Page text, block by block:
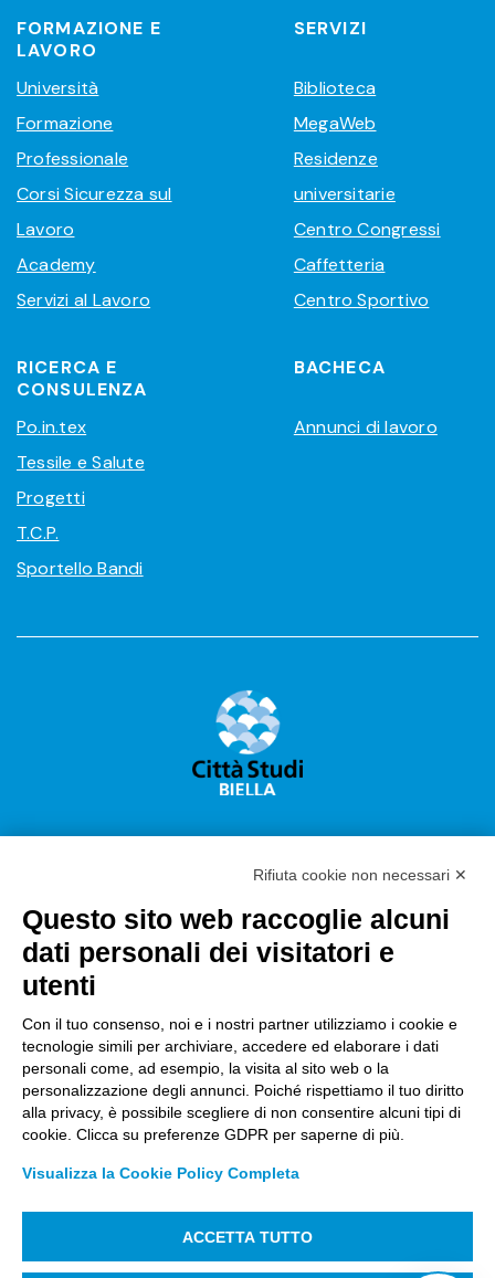
FORMAZIONE E
LAVORO
Università
Formazione
Professionale
Corsi Sicurezza sul
Lavoro
Academy
Servizi al Lavoro
SERVIZI
Biblioteca
MegaWeb
Residenze
universitarie
Centro Congressi
Caffetteria
Centro Sportivo
RICERCA E
CONSULENZA
Po.in.tex
Tessile e Salute
Progetti
T.C.P.
Sportello Bandi
BACHECA
Annunci di lavoro
Città Studi S.p.A.
Sede Legale Corso G. Pella, 2 – 13900 Biella Italy –
18.235.000,00
Registro Imprese Biella C. F. e numero 01491490023 –
R.E.A. CCIAA BI n. 142579 – Partita IVA 01491490023
PEC:amm.cittastudi@pec.ptbiellese.it–
megaweb@pec.ptbiellese.it
Informative Privacy–Privacy Policy
preferenze Cookie–Whistleblowing– Designed by
Rifiuta cookie non necessari ✕
Questo sito web raccoglie alcuni
dati personali dei visitatori e
utenti
Con il tuo consenso, noi e i nostri partner utilizziamo i cookie e
tecnologie simili per archiviare, accedere ed elaborare i dati
personali come, ad esempio, la visita al sito web o la
personalizzazione degli annunci. Poiché rispettiamo il tuo diritto
alla privacy, è possibile scegliere di non consentire alcuni tipi di
cookie. Clicca su preferenze GDPR per saperne di più.
Visualizza la Cookie Policy Completa
ACCETTA TUTTO